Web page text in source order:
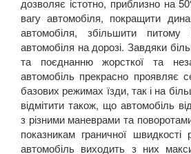
дозволяє істотно, приблизно на
вагу автомобіля, покращити
автомобіля, збільшити питому
автомобіля на дорозі. Завдяки
та поєднанню жорсткої та
автомобіль прекрасно проявляє
базових режимах їзди, так і на
відмітити також, що автомобіль
з різними маневрами та
показникам граничної
автомобіль виходить з них